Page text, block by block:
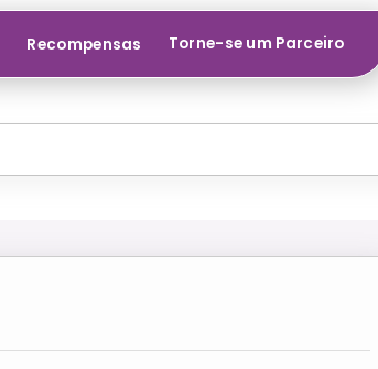
Recompensas Torne-se um Parceiro